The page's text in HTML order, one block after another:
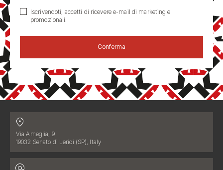
Iscrivendoti, accetti di ricevere e-mail di marketing e
promozionali.
Conferma
Contatti
Indirizzo:
Via Ameglia, 9
19032 Senato di Lerici (SP), Italy